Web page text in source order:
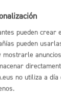
Vigentes En
Noviembre,
Públicas
1986, De 13 De
De
Octubre, Del
De Las
Con Sus
pueden crear
pueden
no utiliza a